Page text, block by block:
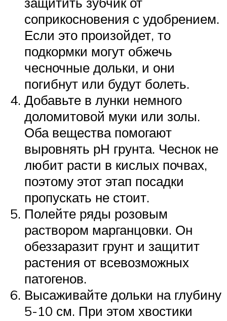
соприкосновения с удобрением.
Если это произойдет, то
подкормки могут обжечь
чесночные дольки, и они
погибнут или будут болеть.
Добавьте в лунки немного
доломитовой муки или золы.
Оба вещества помогают
выровнять рН грунта. Чеснок не
любит расти в кислых почвах,
поэтому этот этап посадки
пропускать не стоит.
Полейте ряды розовым
раствором марганцовки. Он
обеззаразит грунт и защитит
растения от всевозможных
патогенов.
Высаживайте дольки на глубину
5-10 см. При этом хвостики